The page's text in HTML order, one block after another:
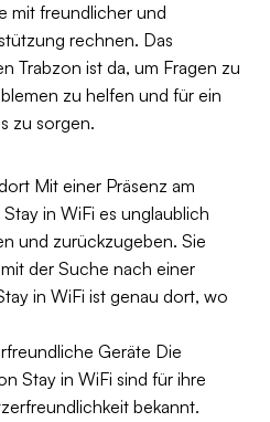
mit freundlicher und
rechnen. Das
Trabzon ist da, um Fragen zu
zu helfen und für ein
zu sorgen.
Mit einer Präsenz am
in WiFi es unglaublich
und zurückzugeben. Sie
der Suche nach einer
in WiFi ist genau dort, wo
Geräte Die
Stay in WiFi sind für ihre
bekannt.